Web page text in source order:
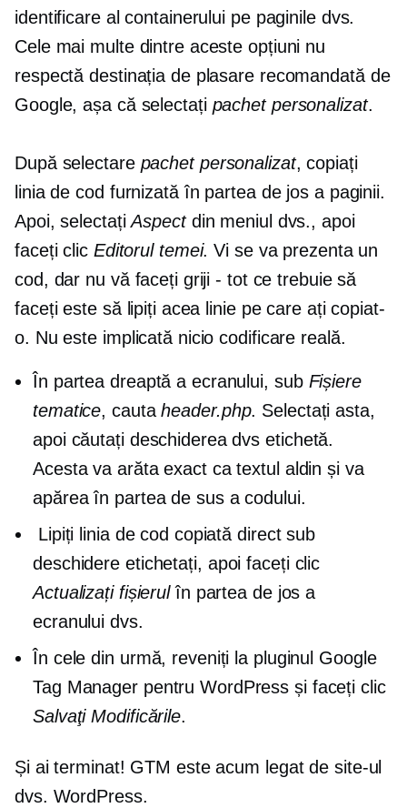
identificare al containerului pe paginile dvs.
Cele mai multe dintre aceste opțiuni nu
respectă destinația de plasare recomandată de
Google, așa că selectați pachet personalizat.
După selectare pachet personalizat, copiați
linia de cod furnizată în partea de jos a paginii.
Apoi, selectațiAspectdin meniul dvs., apoi
faceți clic Editorul temei. Vi se va prezenta un
cod, dar nu vă faceți griji - tot ce trebuie să
faceți este să lipiți acea linie pe care ați copiat-
o. Nu este implicată nicio codificare reală.
În partea dreaptă a ecranului, sub Fișiere
tematice, cautaheader.php. Selectați asta,
apoi căutați deschiderea dvsetichetă.
Acesta va arăta exact ca textul aldin și va
apărea în partea de sus a codului.
Lipiți linia de cod copiată direct sub
deschidere etichetați, apoi faceți clic
Actualizați fișierulîn partea de jos a
ecranului dvs.
În cele din urmă, reveniți la pluginul Google
Tag Manager pentru WordPress și faceți clic
Salvaţi Modificările.
Și ai terminat! GTM este acum legat de site-ul
dvs. WordPress.